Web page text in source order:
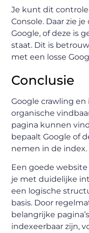
Je kunt dit
Console. Daar zie
Google, of deze is
staat. Dit is
met een losse
Conclusie
Google crawling
organische
pagina kunnen
bepaalt Google of
nemen in de index.
Een goede
je met duidelijke
een logische
basis. Door
belangrijke
indexeerbaar zijn,